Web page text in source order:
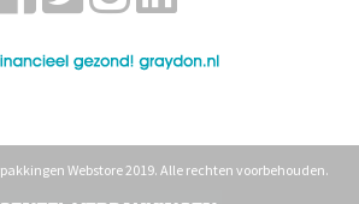
Webstore 2019. Alle rechten voorbehouden.